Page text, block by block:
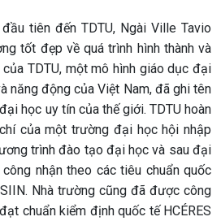
tiên đến TDTU, Ngài Ville Tavio
tốt đẹp về quá trình hình thành và
TDTU, một mô hình giáo dục đại
năng động của Việt Nam, đã ghi tên
học uy tín của thế giới. TDTU hoàn
của một trường đại học hội nhập
trình đào tạo đại học và sau đại
nhận theo các tiêu chuẩn quốc
Nhà trường cũng đã được công
chuẩn kiểm định quốc tế HCÉRES